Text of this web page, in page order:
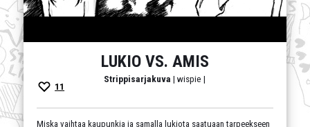
LUKIO VS. AMIS
Strippisarjakuva | wispie |
11
Miska vaihtaa kaupunkia ja samalla lukiota saatuaan tarpeekseen